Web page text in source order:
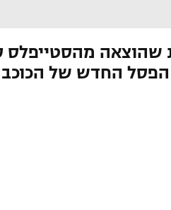
הארונית שהוצאה
הפסל החדש של